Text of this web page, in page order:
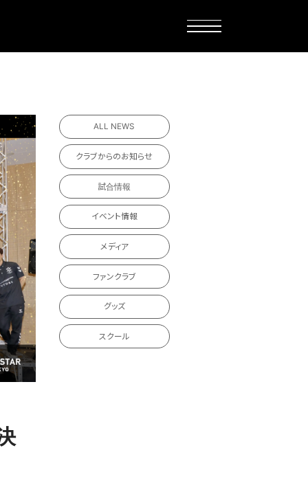
ALL NEWS
クラブからのお知らせ
試合情報
イベント情報
メディア
ファンクラブ
グッズ
スクール